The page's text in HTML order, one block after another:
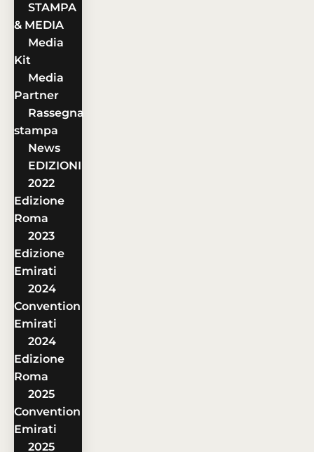
STAMPA
& MEDIA
Media
Kit
Media
Partner
Rassegna
stampa
News
EDIZIONI
2022
Edizione
Roma
2023
Edizione
Emirati
2024
Convention
Emirati
2024
Edizione
Roma
2025
Convention
Emirati
2025